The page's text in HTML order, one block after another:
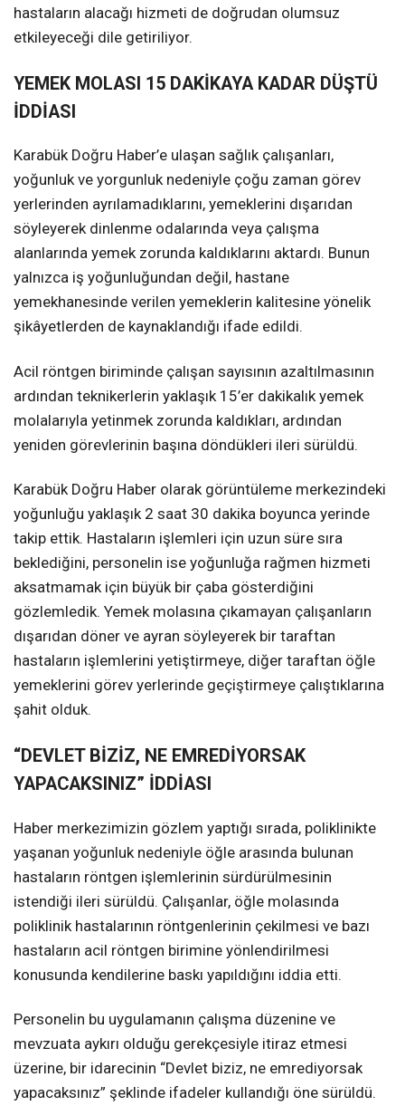
hastaların alacağı hizmeti de doğrudan olumsuz
etkileyeceği dile getiriliyor.
YEMEK MOLASI 15 DAKİKAYA KADAR DÜŞTÜ
İDDİASI
Karabük Doğru Haber’e ulaşan sağlık çalışanları,
yoğunluk ve yorgunluk nedeniyle çoğu zaman görev
yerlerinden ayrılamadıklarını, yemeklerini dışarıdan
söyleyerek dinlenme odalarında veya çalışma
alanlarında yemek zorunda kaldıklarını aktardı. Bunun
yalnızca iş yoğunluğundan değil, hastane
yemekhanesinde verilen yemeklerin kalitesine yönelik
şikâyetlerden de kaynaklandığı ifade edildi.
Acil röntgen biriminde çalışan sayısının azaltılmasının
ardından teknikerlerin yaklaşık 15’er dakikalık yemek
molalarıyla yetinmek zorunda kaldıkları, ardından
yeniden görevlerinin başına döndükleri ileri sürüldü.
Karabük Doğru Haber olarak görüntüleme merkezindeki
yoğunluğu yaklaşık 2 saat 30 dakika boyunca yerinde
takip ettik. Hastaların işlemleri için uzun süre sıra
beklediğini, personelin ise yoğunluğa rağmen hizmeti
aksatmamak için büyük bir çaba gösterdiğini
gözlemledik. Yemek molasına çıkamayan çalışanların
dışarıdan döner ve ayran söyleyerek bir taraftan
hastaların işlemlerini yetiştirmeye, diğer taraftan öğle
yemeklerini görev yerlerinde geçiştirmeye çalıştıklarına
şahit olduk.
“DEVLET BİZİZ, NE EMREDİYORSAK
YAPACAKSINIZ” İDDİASI
Haber merkezimizin gözlem yaptığı sırada, poliklinikte
yaşanan yoğunluk nedeniyle öğle arasında bulunan
hastaların röntgen işlemlerinin sürdürülmesinin
istendiği ileri sürüldü. Çalışanlar, öğle molasında
poliklinik hastalarının röntgenlerinin çekilmesi ve bazı
hastaların acil röntgen birimine yönlendirilmesi
konusunda kendilerine baskı yapıldığını iddia etti.
Personelin bu uygulamanın çalışma düzenine ve
mevzuata aykırı olduğu gerekçesiyle itiraz etmesi
üzerine, bir idarecinin “Devlet biziz, ne emrediyorsak
yapacaksınız” şeklinde ifadeler kullandığı öne sürüldü.